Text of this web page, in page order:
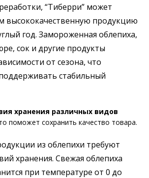
“Тиберри” может
высококачественную продукцию
год. Замороженная облепиха,
сок и другие продукты
от сезона, что
стабильный
хранения различных видов
поможет сохранить качество товара.
из облепихи требуют
хранения. Свежая облепиха
при температуре от 0 до